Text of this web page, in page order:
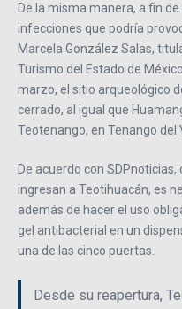
De la misma manera, a fin
infecciones que podría
Marcela González Salas,
Turismo del Estado de
marzo, el sitio arqueológico
cerrado, al igual que
Teotenango, en Tenango del
De acuerdo con
ingresan a Teotihuacán, es
además de hacer el uso
gel antibacterial en un
una de las cinco puertas.
Desde su reapertura,